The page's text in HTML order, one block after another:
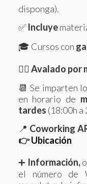
disponga).
✅ Incluye
🎓 Cursos con
🙋‍♀️ Avalado por
📆 Se imparten
en horario de
tardes (18:00h a
📍 Coworking
👉Ubicación
➕ Información,
el número de